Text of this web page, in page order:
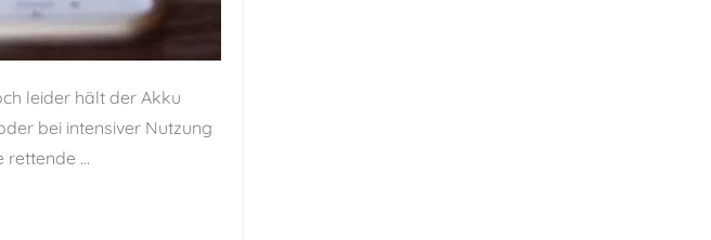
leider hält der Akku
bei intensiver Nutzung
...